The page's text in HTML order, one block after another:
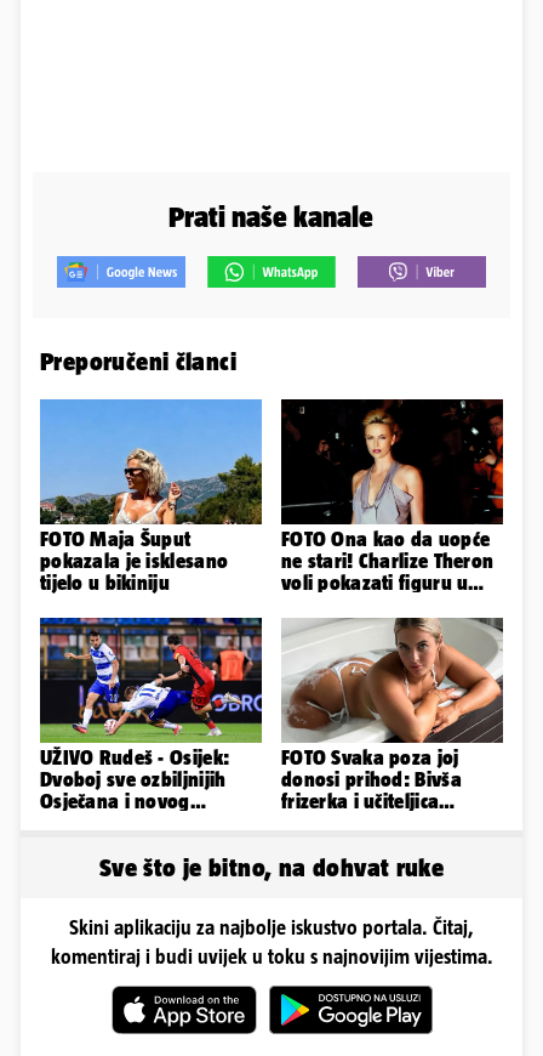
Prati naše kanale
Preporučeni članci
FOTO Maja Šuput
pokazala je isklesano
tijelo u bikiniju
FOTO Ona kao da uopće
ne stari! Charlize Theron
voli pokazati figuru u
UŽIVO Rudeš - Osijek:
Dvoboj sve ozbiljnijih
Osječana i novog
FOTO Svaka poza joj
donosi prihod: Bivša
frizerka i učiteljica
Sve što je bitno, na dohvat ruke
Skini aplikaciju za najbolje iskustvo portala. Čitaj,
komentiraj i budi uvijek u toku s najnovijim vijestima.